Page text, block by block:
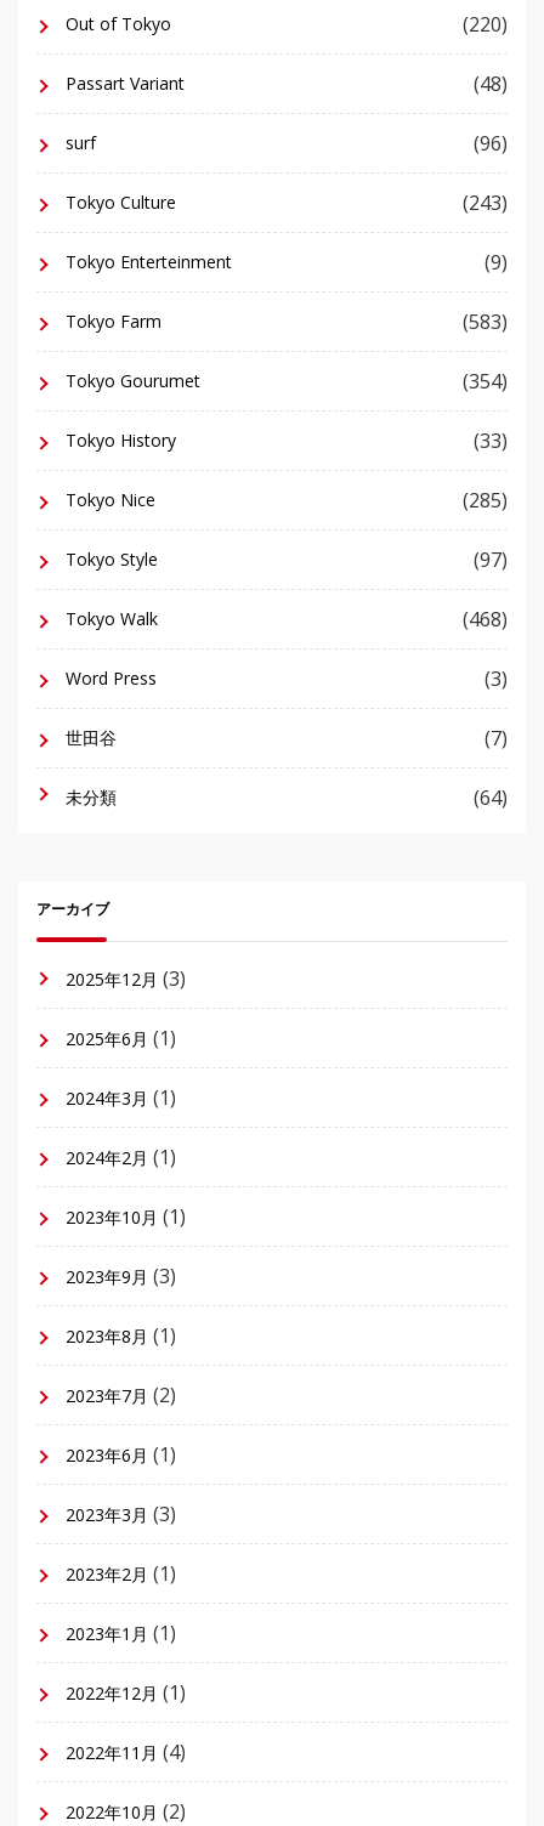
Out of Tokyo (220)
Passart Variant (48)
surf (96)
Tokyo Culture (243)
Tokyo Enterteinment (9)
Tokyo Farm (583)
Tokyo Gourumet (354)
Tokyo History (33)
Tokyo Nice (285)
Tokyo Style (97)
Tokyo Walk (468)
Word Press (3)
世田谷 (7)
未分類 (64)
アーカイブ
2025年12月 (3)
2025年6月 (1)
2024年3月 (1)
2024年2月 (1)
2023年10月 (1)
2023年9月 (3)
2023年8月 (1)
2023年7月 (2)
2023年6月 (1)
2023年3月 (3)
2023年2月 (1)
2023年1月 (1)
2022年12月 (1)
2022年11月 (4)
2022年10月 (2)